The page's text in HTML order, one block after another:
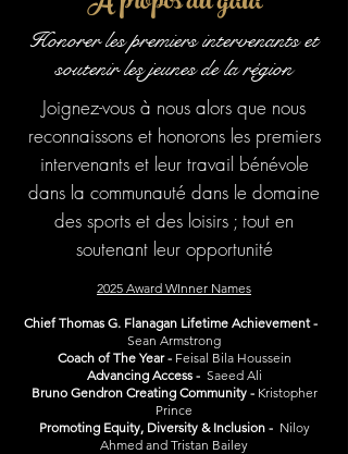
Honorer les premiers intervenants et
soutenir les jeunes de la région
Joignez-vous à nous alors que nous
reconnaissons et honorons les premiers
intervenants et leur travail bénévole
dans la communauté dans le domaine
des sports et des loisirs ; tout en
soutenant leur opportunité
2025 Award WInner Names
Chief Thomas G. Flanagan Lifetime Achievement -
Sean Armstrong
Coach of The Year -Feisal Bila Houssein
Advancing Access - Saeed Ali
Bruno Gendron Creating Community - Kristopher
Prince
Promoting Equity, Diversity & Inclusion - Niloy
Ahmed and Tristan Bailey